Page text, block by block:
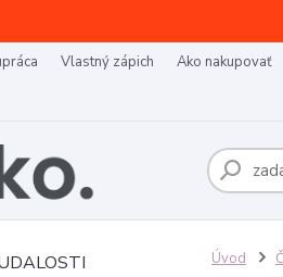
Vlastný zápich Ako nakupovať
Úvod